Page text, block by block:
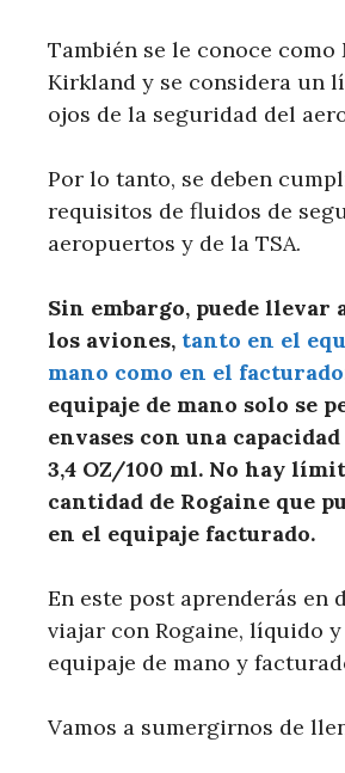
También se le conoce
Kirkland y se considera un
ojos de la seguridad del
Por lo tanto, se deben
requisitos de fluidos de
aeropuertos y de la TSA.
Sin embargo, puede llevar
los aviones, tanto en el
mano como en el facturado
equipaje de mano solo se
envases con una
3,4 OZ/100 ml. No hay
cantidad de Rogaine que
en el equipaje facturado.
En este post aprenderás en
viajar con Rogaine, líquido
equipaje de mano y
Vamos a sumergirnos de